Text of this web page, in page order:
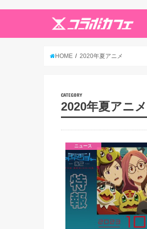
HOME 2020年夏アニメ
CATEGORY
2020年夏アニメ
ニュース